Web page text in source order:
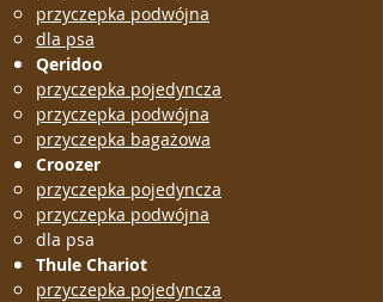
przyczepka podwójna
dla psa
Qeridoo
przyczepka pojedyncza
przyczepka podwójna
przyczepka bagażowa
Croozer
przyczepka pojedyncza
przyczepka podwójna
dla psa
Thule Chariot
przyczepka pojedyncza